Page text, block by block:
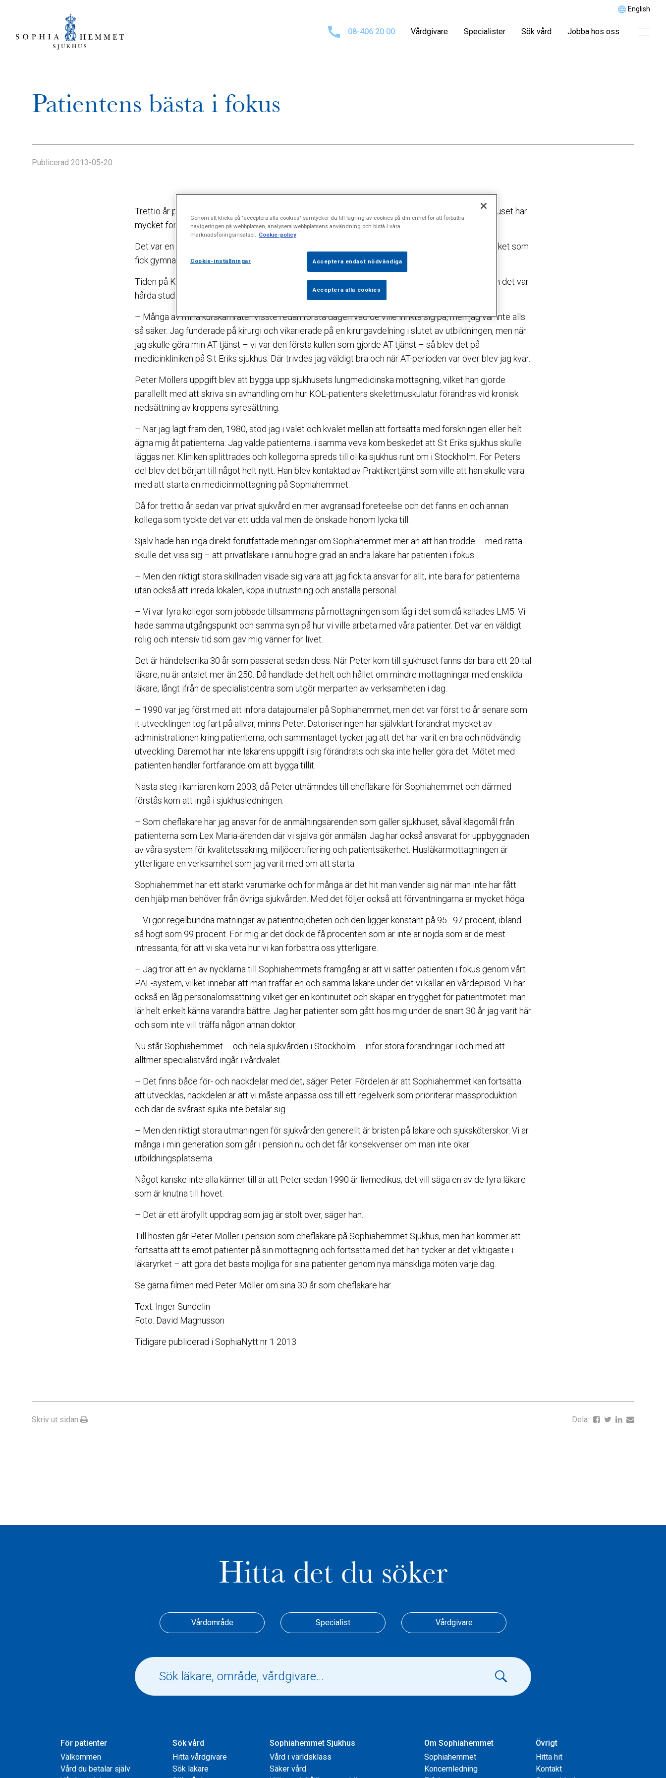
English
08-406 20 00 Vårdgivare Specialister Sök vård Jobba hos oss
Patientens bästa i fokus
Publicerad 2013-05-20
Trettio år på Sophiahemmet och av dem tio år som chefläkare. Under Peter Möllers tid på sjukhuset har
mycket förändrats, men inte omsorgen om och respekten för patienten.
Det var en önskan om att hjälpa andra, kryddat med en lite romantiserad föreställning om läkaryrket som
fick gymnasisten Peter Möller att välja läkarutbildningen.
Tiden på Karolinska Institutet sent 60-tal, mitt under 68-rörelsen, minns han med glädje, även om det var
hårda studier och krävande lärare.
– Många av mina kurskamrater visste redan första dagen vad de ville inrikta sig på, men jag var inte alls
så säker. Jag funderade på kirurgi och vikarierade på en kirurgavdelning i slutet av utbildningen, men när
jag skulle göra min AT-tjänst – vi var den första kullen som gjorde AT-tjänst – så blev det på
medicinkliniken på S:t Eriks sjukhus. Där trivdes jag väldigt bra och när AT-perioden var över blev jag kvar.
Peter Möllers uppgift blev att bygga upp sjukhusets lungmedicinska mottagning, vilket han gjorde
parallellt med att skriva sin avhandling om hur KOL-patienters skelettmuskulatur förändras vid kronisk
nedsättning av kroppens syresättning.
– När jag lagt fram den, 1980, stod jag i valet och kvalet mellan att fortsätta med forskningen eller helt
ägna mig åt patienterna. Jag valde patienterna. i samma veva kom beskedet att S:t Eriks sjukhus skulle
läggas ner. Kliniken splittrades och kollegorna spreds till olika sjukhus runt om i Stockholm. För Peters
del blev det början till något helt nytt. Han blev kontaktad av Praktikertjänst som ville att han skulle vara
med att starta en medicinmottagning på Sophiahemmet.
Då för trettio år sedan var privat sjukvård en mer avgränsad företeelse och det fanns en och annan
kollega som tyckte det var ett udda val men de önskade honom lycka till.
Själv hade han inga direkt förutfattade meningar om Sophiahemmet mer än att han trodde – med rätta
skulle det visa sig – att privatläkare i ännu högre grad än andra läkare har patienten i fokus.
– Men den riktigt stora skillnaden visade sig vara att jag fick ta ansvar för allt, inte bara för patienterna
utan också att inreda lokalen, köpa in utrustning och anställa personal.
– Vi var fyra kollegor som jobbade tillsammans på mottagningen som låg i det som då kallades LM5. Vi
hade samma utgångspunkt och samma syn på hur vi ville arbeta med våra patienter. Det var en väldigt
rolig och intensiv tid som gav mig vänner för livet.
Det är händelserika 30 år som passerat sedan dess. När Peter kom till sjukhuset fanns där bara ett 20-tal
läkare, nu är antalet mer än 250. Då handlade det helt och hållet om mindre mottagningar med enskilda
läkare, långt ifrån de specialistcentra som utgör merparten av verksamheten i dag.
– 1990 var jag först med att införa datajournaler på Sophiahemmet, men det var först tio år senare som
it-utvecklingen tog fart på allvar, minns Peter. Datoriseringen har självklart förändrat mycket av
administrationen kring patienterna, och sammantaget tycker jag att det har varit en bra och nödvändig
utveckling. Däremot har inte läkarens uppgift i sig förändrats och ska inte heller göra det. Mötet med
patienten handlar fortfarande om att bygga tillit.
Nästa steg i karriären kom 2003, då Peter utnämndes till chefläkare för Sophiahemmet och därmed
förstås kom att ingå i sjukhusledningen.
– Som chefläkare har jag ansvar för de anmälningsärenden som gäller sjukhuset, såväl klagomål från
patienterna som Lex Maria-ärenden där vi själva gör anmälan. Jag har också ansvarat för uppbyggnaden
av våra system för kvalitetssäkring, miljöcertifiering och patientsäkerhet. Husläkarmottagningen är
ytterligare en verksamhet som jag varit med om att starta.
Sophiahemmet har ett starkt varumärke och för många är det hit man vänder sig när man inte har fått
den hjälp man behöver från övriga sjukvården. Med det följer också att förväntningarna är mycket höga.
– Vi gör regelbundna mätningar av patientnöjdheten och den ligger konstant på 95–97 procent, ibland
så högt som 99 procent. För mig är det dock de få procenten som är inte är nöjda som är de mest
intressanta, för att vi ska veta hur vi kan förbättra oss ytterligare.
– Jag tror att en av nycklarna till Sophiahemmets framgång är att vi sätter patienten i fokus genom vårt
PAL-system, vilket innebär att man träffar en och samma läkare under det vi kallar en vårdepisod. Vi har
också en låg personalomsättning vilket ger en kontinuitet och skapar en trygghet för patientmötet: man
lär helt enkelt känna varandra bättre. Jag har patienter som gått hos mig under de snart 30 år jag varit här
och som inte vill träffa någon annan doktor.
Nu står Sophiahemmet – och hela sjukvården i Stockholm – inför stora förändringar i och med att
alltmer specialistvård ingår i vårdvalet.
– Det finns både för- och nackdelar med det, säger Peter. Fördelen är att Sophiahemmet kan fortsätta
att utvecklas, nackdelen är att vi måste anpassa oss till ett regelverk som prioriterar massproduktion
och där de svårast sjuka inte betalar sig.
– Men den riktigt stora utmaningen för sjukvården generellt är bristen på läkare och sjuksköterskor. Vi är
många i min generation som går i pension nu och det får konsekvenser om man inte ökar
utbildningsplatserna.
Något kanske inte alla känner till är att Peter sedan 1990 är livmedikus, det vill säga en av de fyra läkare
som är knutna till hovet.
– Det är ett ärofyllt uppdrag som jag är stolt över, säger han.
Till hösten går Peter Möller i pension som chefläkare på Sophiahemmet Sjukhus, men han kommer att
fortsätta att ta emot patienter på sin mottagning och fortsätta med det han tycker är det viktigaste i
läkaryrket – att göra det bästa möjliga för sina patienter genom nya mänskliga möten varje dag.
Se gärna filmen med Peter Möller om sina 30 år som chefläkare här.
Text: Inger Sundelin
Foto: David Magnusson
Tidigare publicerad i SophiaNytt nr 1 2013
Skriv ut sidan Dela:
Hitta det du söker
Vårdområde Specialist Vårdgivare
För patienter
Välkommen
Vård du betalar själv
Sök vård
Hitta vårdgivare
Sök läkare
Sophiahemmet Sjukhus
Vård i världsklass
Säker vård
Om Sophiahemmet
Sophiahemmet
Koncernledning
Övrigt
Hitta hit
Kontakt
Genom att klicka på "acceptera alla cookies" samtycker du till lagring av cookies på din enhet för att förbättra
navigeringen på webbplatsen, analysera webbplatsens användning och bistå i våra
marknadsföringsinsatser. Cookie-policy
Cookie-inställningar Acceptera endast nödvändiga
Acceptera alla cookies